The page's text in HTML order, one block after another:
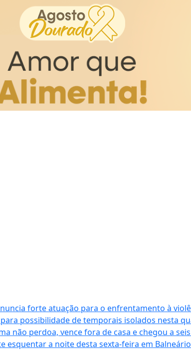
forte atuação para o enfrentamento à
possibilidade de temporais isolados nesta
não perdoa, vence fora de casa e chegou a
esquentar a noite desta sexta-feira em